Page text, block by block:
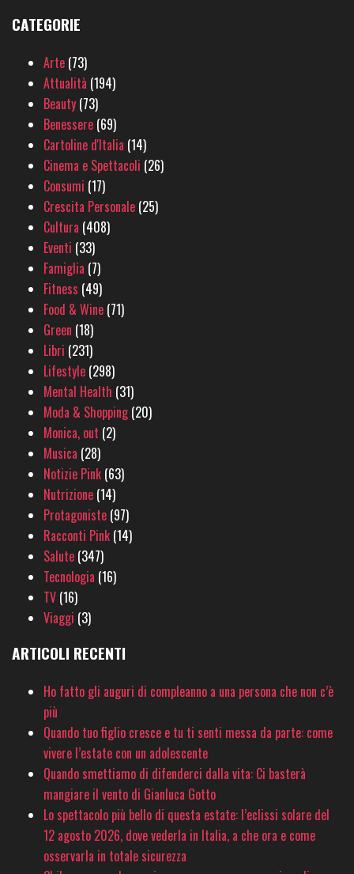
CATEGORIE
Arte (73)
Attualità (194)
Beauty (73)
Benessere (69)
Cartoline d'Italia (14)
Cinema e Spettacoli (26)
Consumi (17)
Crescita Personale (25)
Cultura (408)
Eventi (33)
Famiglia (7)
Fitness (49)
Food & Wine (71)
Green (18)
Libri (231)
Lifestyle (298)
Mental Health (31)
Moda & Shopping(20)
Monica, out (2)
Musica (28)
Notizie Pink (63)
Nutrizione (14)
Protagoniste (97)
Racconti Pink (14)
Salute (347)
Tecnologia (16)
TV (16)
Viaggi (3)
ARTICOLI RECENTI
Ho fatto gli auguri di compleanno a una persona che non c’è
più
Quando tuo figlio cresce e tu ti senti messa da parte: come
vivere l’estate con un adolescente
Quando smettiamo di difenderci dalla vita: Ci basterà
mangiare il vento di Gianluca Gotto
Lo spettacolo più bello di questa estate: l’eclissi solare del
12 agosto 2026, dove vederla in Italia, a che ora e come
osservarla in totale sicurezza